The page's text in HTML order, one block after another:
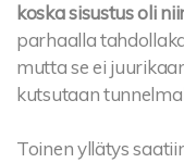
koska sisustus oli
parhaalla
mutta se ei
kutsutaan
Toinen yllätys